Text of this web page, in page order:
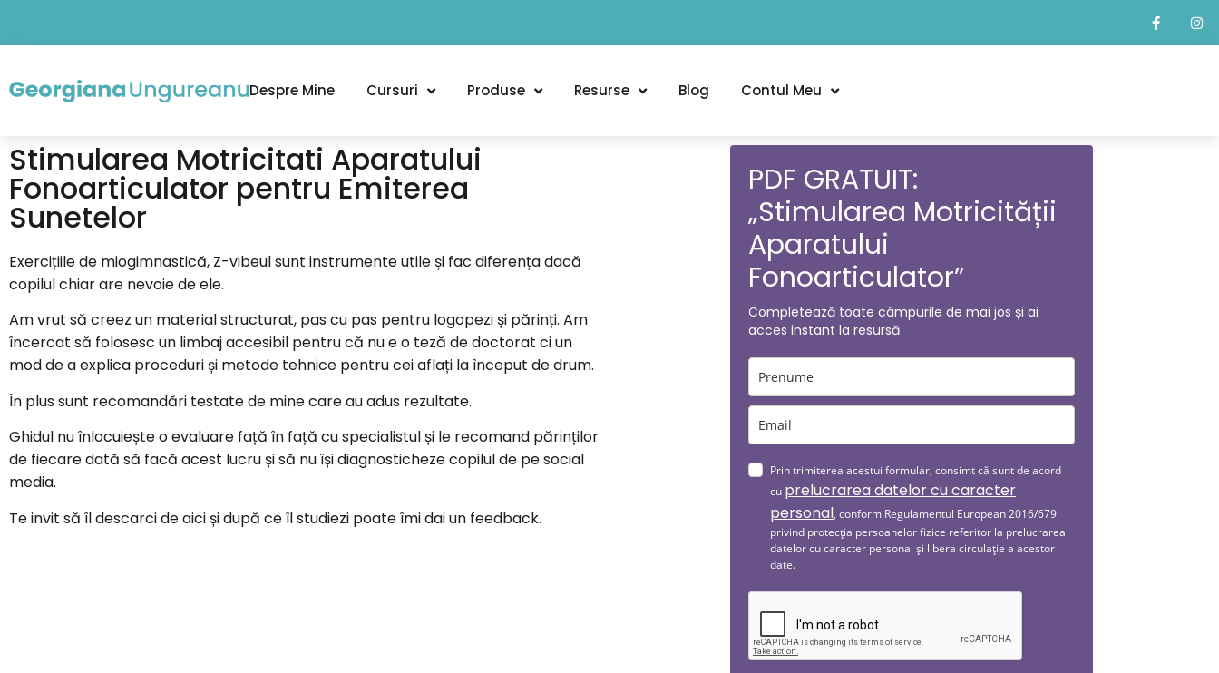
Despre Mine Cursuri Produse Resurse Blog Contul Meu
Stimularea Motricitati Aparatului
Fonoarticulator pentru Emiterea
Sunetelor
Exercițiile de miogimnastică, Z-vibeul sunt instrumente utile și fac diferența dacă
copilul chiar are nevoie de ele.
Am vrut să creez un material structurat, pas cu pas pentru logopezi și părinți. Am
încercat să folosesc un limbaj accesibil pentru că nu e o teză de doctorat ci un
mod de a explica proceduri și metode tehnice pentru cei aflați la început de drum.
În plus sunt recomandări testate de mine care au adus rezultate.
Ghidul nu înlocuiește o evaluare față în față cu specialistul și le recomand părinților
de fiecare dată să facă acest lucru și să nu își diagnosticheze copilul de pe social
media.
Te invit să îl descarci de aici și după ce îl studiezi poate îmi dai un feedback.
PDF GRATUIT:
„Stimularea Motricității
Aparatului
Fonoarticulator”
Completează toate câmpurile de mai jos și ai
acces instant la resursă
Prin trimiterea acestui formular, consimt că sunt de acord
cu prelucrarea datelor cu caracter
personal, conform Regulamentul European 2016/679
privind protecția persoanelor fizice referitor la prelucrarea
datelor cu caracter personal și libera circulație a acestor
date.